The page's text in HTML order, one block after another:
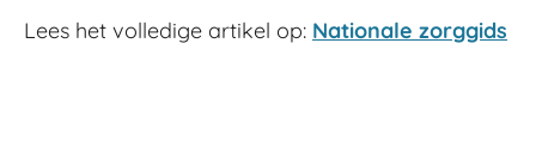
Lees het volledige artikel op: Nationale zorggids